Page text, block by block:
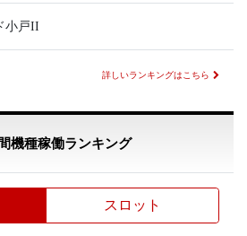
小戸II
詳しいランキングはこちら
機種稼働ランキング
スロット